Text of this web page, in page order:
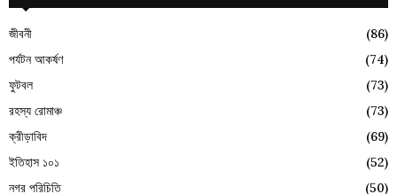
জীবনী
(86)
পর্যটন আকর্ষণ
(74)
ফুটবল
(73)
রহস্য রোমাঞ্চ
(73)
ক্রীড়াবিদ
(69)
ইতিহাস ১০১
(52)
নগর পরিচিতি
(50)